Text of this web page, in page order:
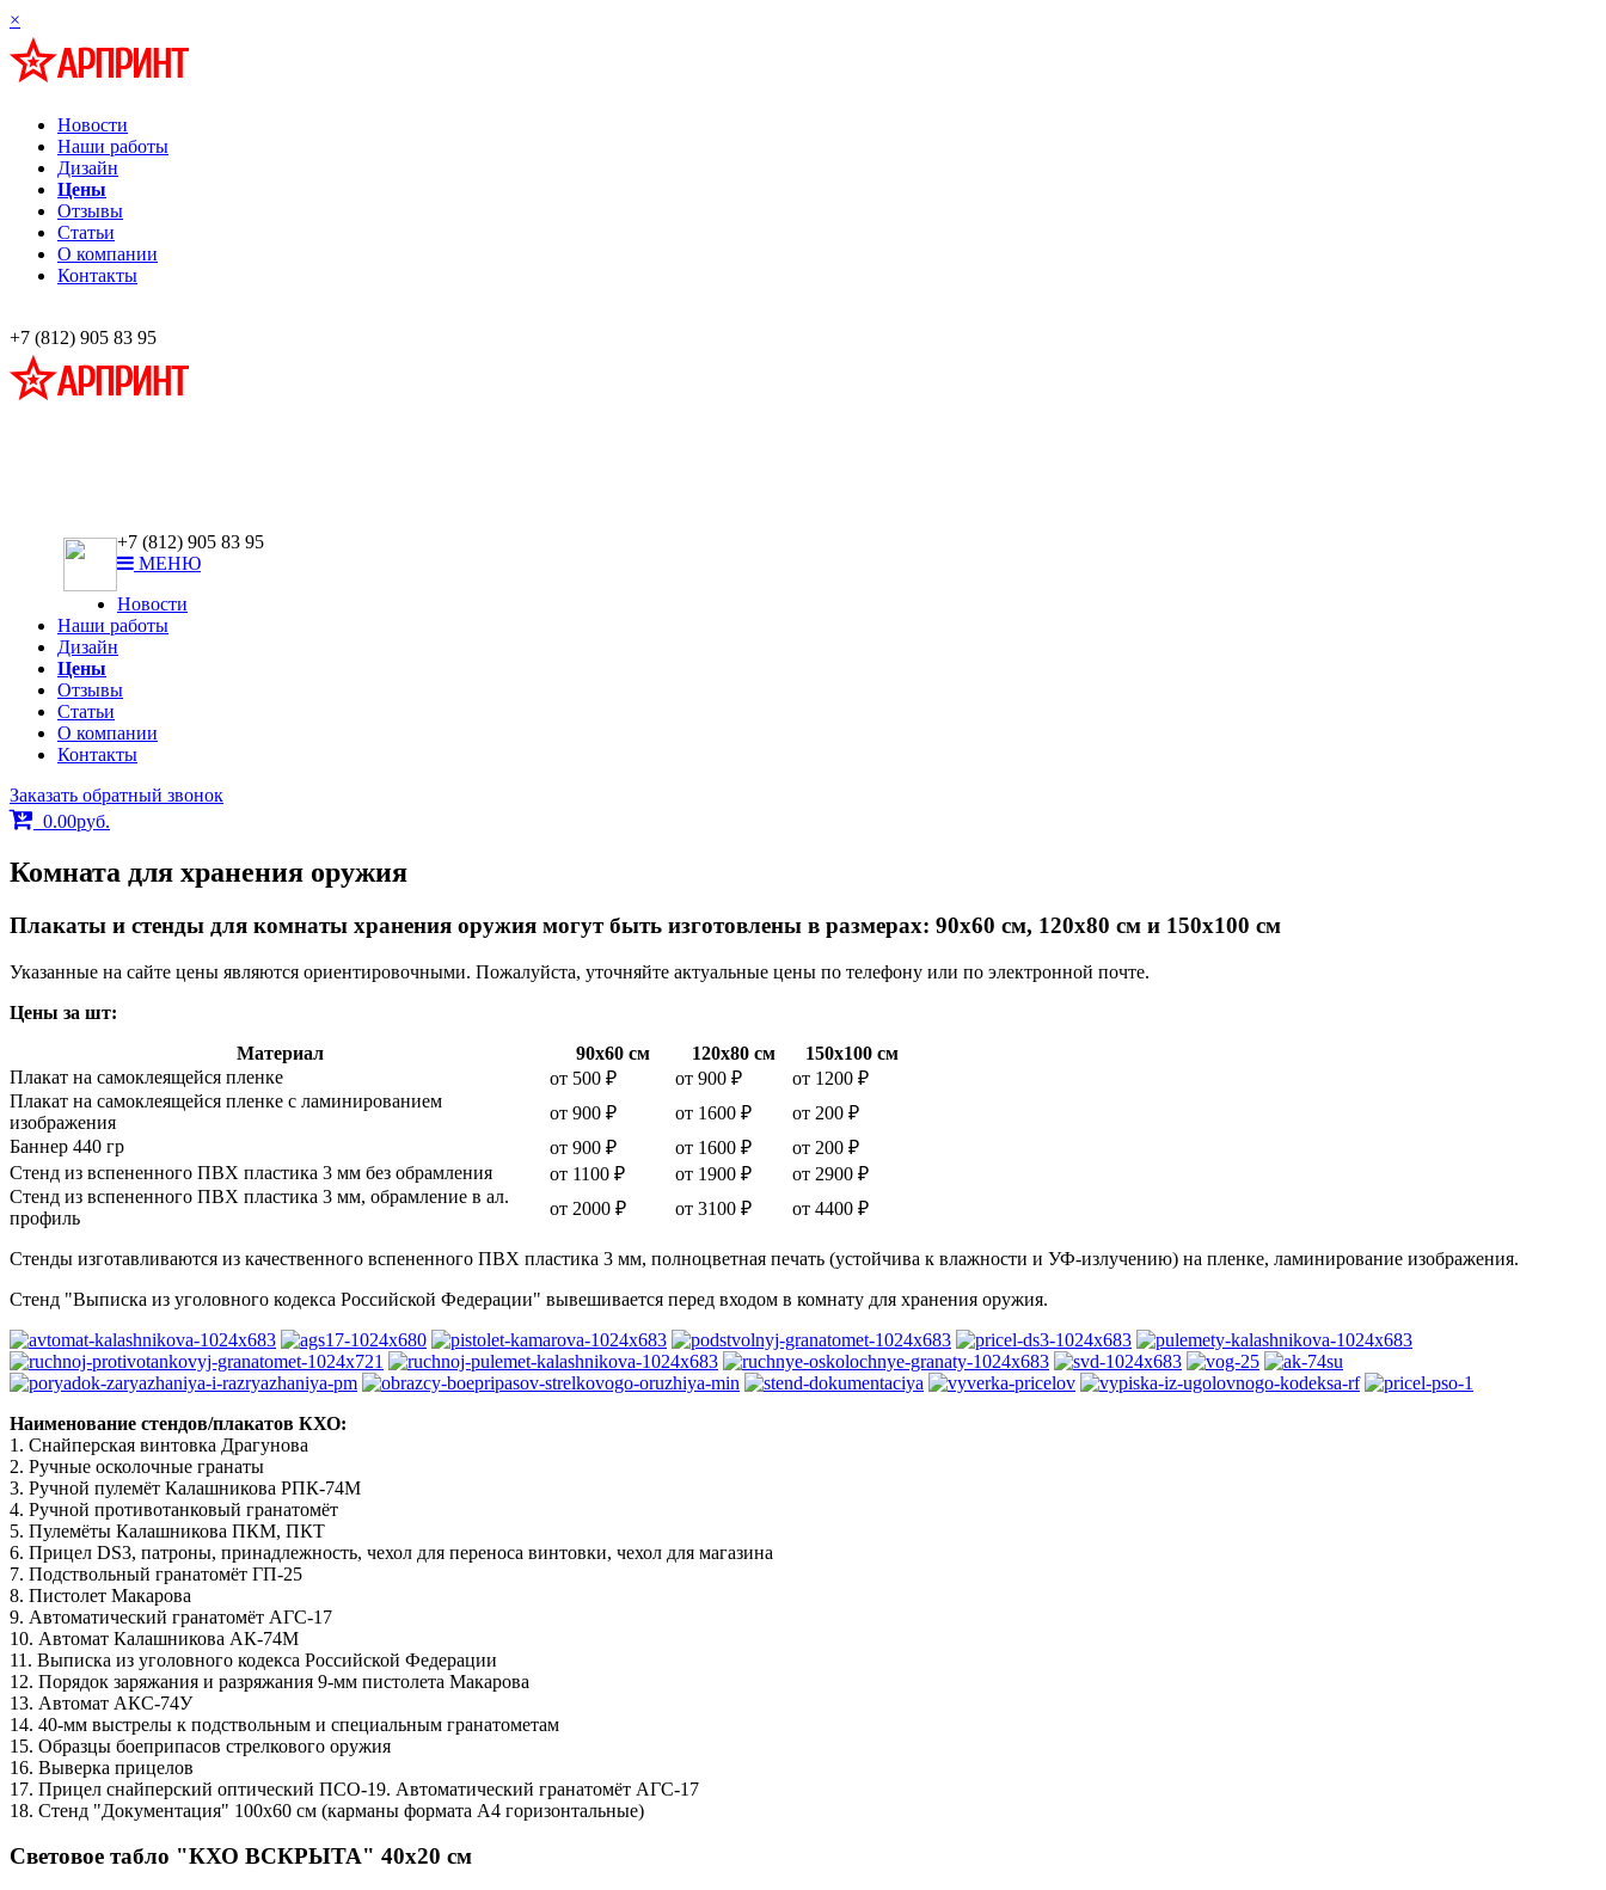
×
Новости
Наши работы
Дизайн
Цены
Отзывы
Статьи
О компании
Контакты
+7 (812) 905 83 95
+7 (812) 905 83 95
МЕНЮ
Новости
Наши работы
Дизайн
Цены
Отзывы
Статьи
О компании
Контакты
Заказать обратный звонок
0.00руб.
Комната для хранения оружия
Плакаты и стенды для комнаты хранения оружия могут быть изготовлены в размерах: 90х60 см, 120х80 см и 150х100 см
Указанные на сайте цены являются ориентировочными. Пожалуйста, уточняйте актуальные цены по телефону или по электронной почте.
Цены за шт:
Материал
90х60 см 120х80 см
150х100 см
Плакат на самоклеящейся пленке
от 500 ₽ от 900 ₽
от 1200 ₽
Плакат на самоклеящейся пленке с ламинированием
изображения
от 900 ₽ от 1600 ₽
от 200 ₽
Баннер 440 гр
от 900 ₽ от 1600 ₽
от 200 ₽
Стенд из вспененного ПВХ пластика 3 мм без обрамления
от 1100 ₽ от 1900 ₽
от 2900 ₽
Стенд из вспененного ПВХ пластика 3 мм, обрамление в ал.
профиль
от 2000 ₽ от 3100 ₽ от 4400 ₽
Стенды изготавливаются из качественного вспененного ПВХ пластика 3 мм, полноцветная печать (устойчива к влажности и УФ-излучению) на пленке, ламинирование изображения.
Стенд "Выписка из уголовного кодекса Российской Федерации" вывешивается перед входом в комнату для хранения оружия.
Наименование стендов/плакатов КХО:
1. Снайперская винтовка Драгунова
2. Ручные осколочные гранаты
3. Ручной пулемёт Калашникова РПК-74М
4. Ручной противотанковый гранатомёт
5. Пулемёты Калашникова ПКМ, ПКТ
6. Прицел DS3, патроны, принадлежность, чехол для переноса винтовки, чехол для магазина
7. Подствольный гранатомёт ГП-25
8. Пистолет Макарова
9. Автоматический гранатомёт АГС-17
10. Автомат Калашникова АК-74М
11. Выписка из уголовного кодекса Российской Федерации
12. Порядок заряжания и разряжания 9-мм пистолета Макарова
13. Автомат АКС-74У
14. 40-мм выстрелы к подствольным и специальным гранатометам
15. Образцы боеприпасов стрелкового оружия
16. Выверка прицелов
17. Прицел снайперский оптический ПСО-19. Автоматический гранатомёт АГС-17
18. Стенд "Документация" 100х60 см (карманы формата А4 горизонтальные)
Световое табло "КХО ВСКРЫТА" 40х20 см